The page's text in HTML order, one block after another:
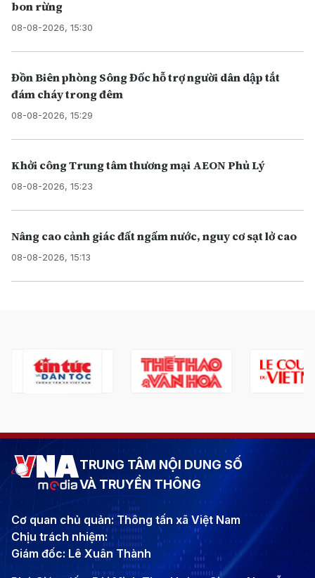
bon rừng
08-08-2026, 15:30
Đồn Biên phòng Sông Đốc hỗ trợ người dân dập tắt
đám cháy trong đêm
08-08-2026, 15:29
Khởi công Trung tâm thương mại AEON Phủ Lý
08-08-2026, 15:23
Nâng cao cảnh giác đất ngấm nước, nguy cơ sạt lở cao
08-08-2026, 15:13
TRUNG TÂM NỘI DUNG SỐ
VÀ TRUYỀN THÔNG
Cơ quan chủ quản: Thông tấn xã Việt Nam
Chịu trách nhiệm:
Giám đốc: Lê Xuân Thành